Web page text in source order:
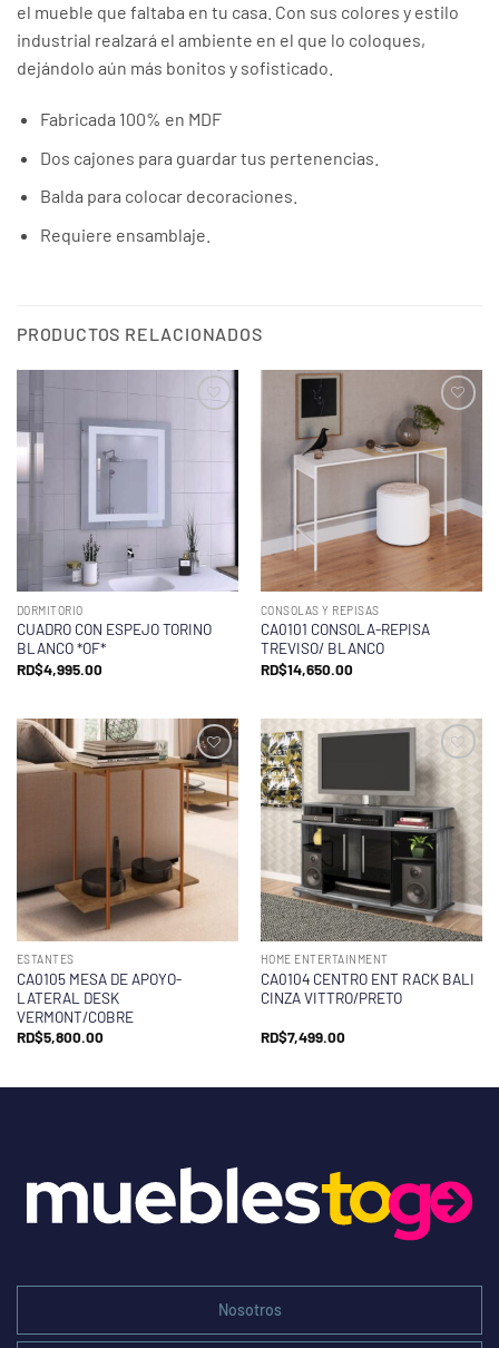
el mueble que faltaba en tu casa. Con sus colores y estilo
industrial realzará el ambiente en el que lo coloques,
dejándolo aún más bonitos y sofisticado.
Fabricada 100% en MDF
Dos cajones para guardar tus pertenencias.
Balda para colocar decoraciones.
Requiere ensamblaje.
PRODUCTOS RELACIONADOS
DORMITORIO
CUADRO CON ESPEJO TORINO
BLANCO *OF*
RD$4,995.00
CONSOLAS Y REPISAS
CA0101 CONSOLA-REPISA
TREVISO/ BLANCO
RD$14,650.00
ESTANTES
CA0105 MESA DE APOYO-
LATERAL DESK
VERMONT/COBRE
RD$5,800.00
HOME ENTERTAINMENT
CA0104 CENTRO ENT RACK BALI
CINZA VITTRO/PRETO
RD$7,499.00
Nosotros